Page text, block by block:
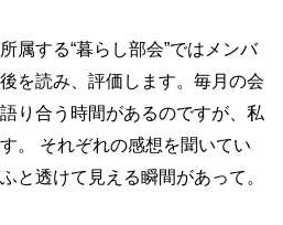
属する“暮らし部会”ではメンバ
を読み、評価します。毎月の会
り合う時間があるのですが、私
。 それぞれの感想を聞いてい
と透けて見える瞬間があって。